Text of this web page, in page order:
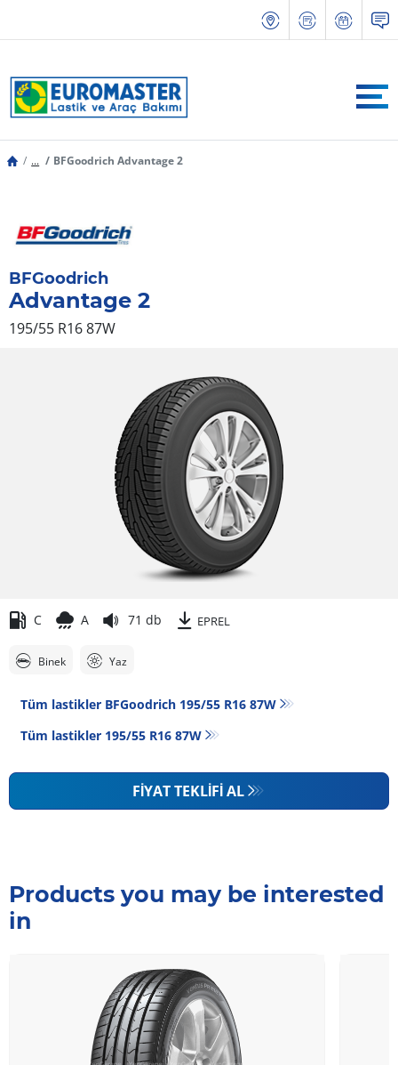
... BFGoodrich Advantage 2
BFGoodrich
Advantage 2
195/55 R16 87W
C A 71 db EPREL
Binek Yaz
Tüm lastikler BFGoodrich 195/55 R16 87W
Tüm lastikler‎ 195/55 R16 87W
FIYAT TEKLIFI AL
Products you may be interested
in